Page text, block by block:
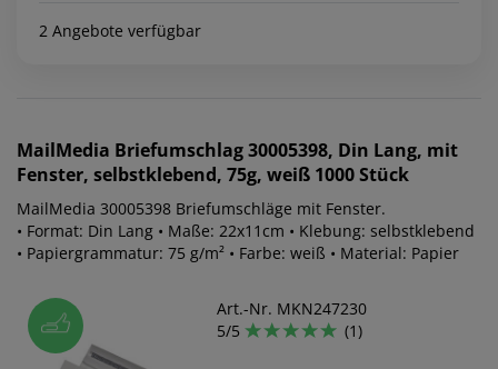
2 Angebote verfügbar
MailMedia Briefumschlag 30005398, Din Lang, mit
Fenster, selbstklebend, 75g, weiß 1000 Stück
MailMedia 30005398 Briefumschläge mit Fenster.
• Format: Din Lang • Maße: 22x11cm • Klebung: selbstklebend
• Papiergrammatur: 75 g/m² • Farbe: weiß • Material: Papier
Art.-Nr. MKN247230
5/5
(1)